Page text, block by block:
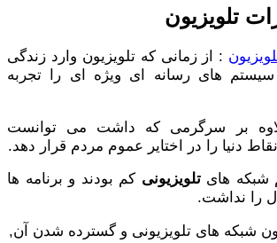
تلویزیون
: از زمانی که تلویزیون وارد زندگی
های رسانه ای ویژه ای را تجربه
بر سرگرمی که داشت می توانست
دنیا را در اختایر عموم مردم قرار دهد.
شبکه های تلویزیونی کم بودند و برنامه ها
را نداشت.
شبکه های تلویزیونی و گسترده شدن آن,